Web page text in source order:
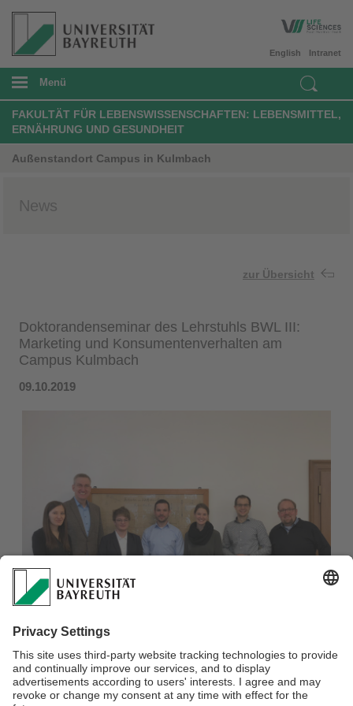
Intranet
English
Menü
FAKULTÄT FÜR LEBENSWISSENSCHAFTEN: LEBENSMITTEL,
ERNÄHRUNG UND GESUNDHEIT
Außenstandort Campus in Kulmbach
News
zur Übersicht
Doktorandenseminar des Lehrstuhls BWL III:
Marketing und Konsumentenverhalten am
Campus Kulmbach
09.10.2019
Am 09.10. fand ein Doktorandenseminar desLehrstuhls für
BWL III: Marketing & Konsumentenverhaltenunter der
Leitung von Prof. Dr. Germelmann am Standort des neuen